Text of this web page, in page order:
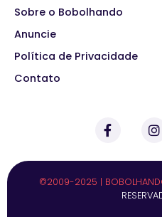
Sobre o Bobolhando
Anuncie
Política de Privacidade
Contato
©2009-2025 |